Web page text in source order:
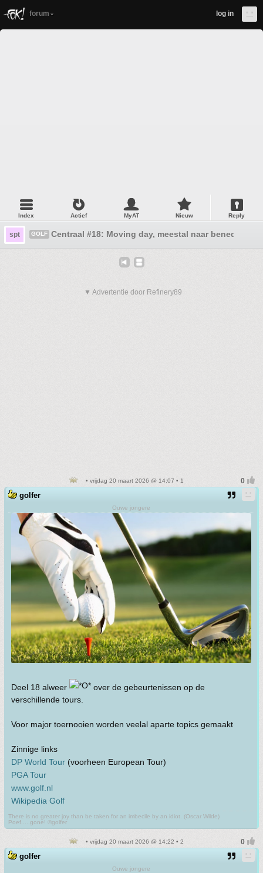
forum log in
Index Actief MyAT Nieuw Reply
spt GOLF Centraal #18: Moving day, meestal naar beneden
▼ Advertentie door Refinery89
• vrijdag 20 maart 2026 @ 14:07 • 1
golfer
Ouwe jongere
Deel 18 alweer
over de gebeurtenissen op de
verschillende tours.
Voor major toernooien worden veelal aparte topics gemaakt
Zinnige links
DP World Tour (voorheen European Tour)
PGA Tour
www.golf.nl
Wikipedia Golf
There is no greater joy than be taken for an imbecile by an idiot. (Oscar Wilde)
Poef.....gone! ©golfer
• vrijdag 20 maart 2026 @ 14:22 • 2
golfer
Ouwe jongere